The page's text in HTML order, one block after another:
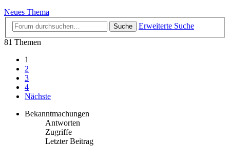
Neues Thema
Suche
Erweiterte Suche
81 Themen
1
2
3
4
Nächste
Bekanntmachungen
Antworten
Zugriffe
Letzter Beitrag